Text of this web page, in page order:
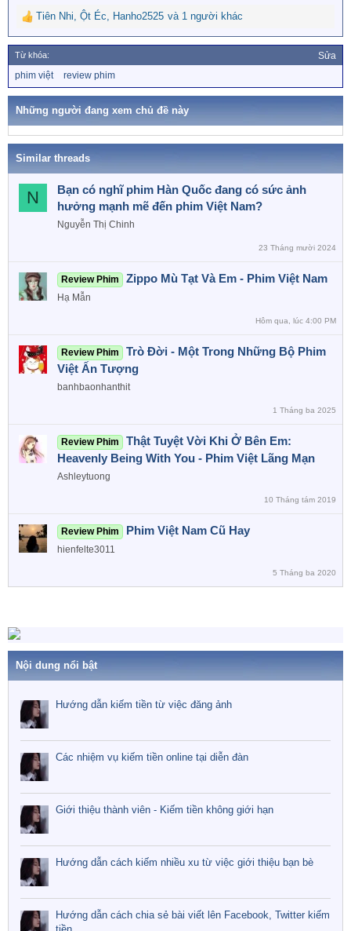
R
e
a
c
t
o
s
Tiên Nhi Ột Éc Hanho2525 và 1 người khác
Từ khóa: Sửa
ừ
k
phim việt review phim
Những người đang xem chủ đề này
Similar threads
N
Bạn có nghĩ phim Hàn Quốc đang có sức ảnh
hưởng mạnh mẽ đến phim Việt Nam?
Nguyễn Thị Chinh
23 Tháng mười 2024
Review Phim Zippo Mù Tạt Và Em - Phim Việt Nam
Hạ Mẫn
Hôm qua, lúc 4:00 PM
Review Phim
Trò Đời - Một Trong Những Bộ Phim
Việt Ấn Tượng
banhbaonhanthit
1 Tháng ba 2025
Review Phim
Thật Tuyệt Vời Khi Ở Bên Em:
Heavenly Being With You - Phim Việt Lãng Mạn
Ashleytuong
10 Tháng tám 2019
Review Phim Phim Việt Nam Cũ Hay
hienfelte3011
5 Tháng ba 2020
Nội dung nổi bật
Hướng dẫn kiếm tiền từ việc đăng ảnh
Các nhiệm vụ kiếm tiền online tại diễn đàn
Giới thiệu thành viên - Kiếm tiền không giới hạn
Hướng dẫn cách kiếm nhiều xu từ việc giới thiệu bạn bè
Hướng dẫn cách chia sẻ bài viết lên Facebook, Twitter kiếm